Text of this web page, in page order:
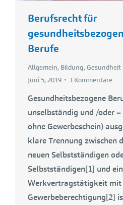
Berufsrecht für
Berufe
Allgemein, Bildung,Gesundheit
Juni 5, 2019
3 Kommentare
Gesundheitsbezogene
unselbständig und /oder
ohne Gewerbeschein)
klare Trennung zwischen
neuen Selbstständigen
Selbstständigen[1] und
Werkvertragstätigkeit mit
Gewerbeberechtigung[2]